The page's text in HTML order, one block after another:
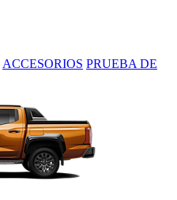
ACCESORIOS PRUEBA DE